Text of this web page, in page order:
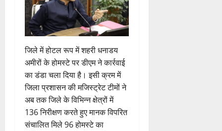
जिले में होटल रूप में शहरी धनाडय
अमीरों के होमस्टे पर डीएम ने कार्रवाई
का डंडा चला दिया है। इसी क्रम में
जिला प्रशासन की मजिस्ट्रेट टीमों ने
अब तक जिले के विभिन्न क्षेत्रों में
136 निरीक्षण करते हुए मानक विपरित
संचालित मिले 96 होमस्टे का